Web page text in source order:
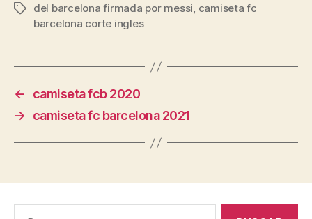
Etiquetas
del barcelona firmada por messi, camiseta fc
barcelona corte ingles
←
camiseta fcb 2020
→
camiseta fc barcelona 2021